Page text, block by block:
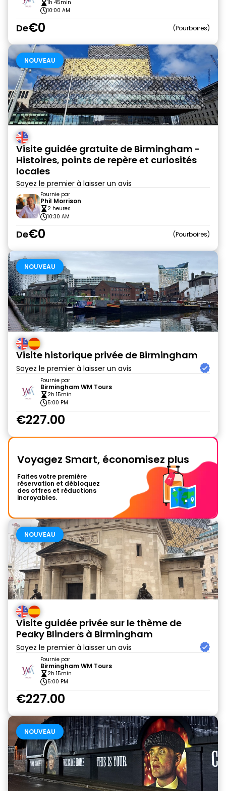
1h 45min
10:00 AM
De€0 Pourboires
NOUVEAU
Visite guidée gratuite de Birmingham -
Histoires, points de repère et curiosités
locales
Soyez le premier à laisser un avis
Fournie par
Phil Morrison
2 heures
10:30 AM
De€0 Pourboires
NOUVEAU
Visite historique privée de Birmingham
Soyez le premier à laisser un avis
Fournie par
Birmingham WM Tours
2h 15min
5:00 PM
€227.00
Voyagez Smart, économisez plus
Faites votre première
réservation et débloquez
des offres et réductions
incroyables.
NOUVEAU
Visite guidée privée sur le thème de
Peaky Blinders à Birmingham
Soyez le premier à laisser un avis
Fournie par
Birmingham WM Tours
2h 15min
5:00 PM
€227.00
NOUVEAU